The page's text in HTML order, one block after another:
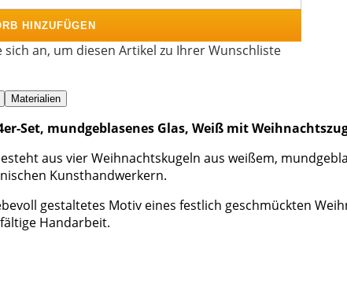
HINZUFÜGEN
sich an, um diesen Artikel zu Ihrer Wunschliste
Materialien
Set, mundgeblasenes Glas, Weiß mit
aus vier Weihnachtskugeln aus weißem,
Kunsthandwerkern.
gestaltetes Motiv eines festlich geschmückten
Handarbeit.